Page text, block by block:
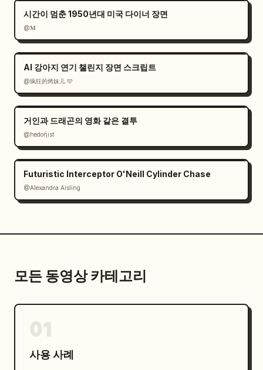
시간이 멈춘 1950년대 미국 다이너 장면
@𝐌
AI 강아지 연기 챌린지 장면 스크립트
@疯狂的烤妹儿 🩵
거인과 드래곤의 영화 같은 결투
@hedoήist
Futuristic Interceptor O'Neill Cylinder Chase
@Alexandra Aisling
모든 동영상 카테고리
사용 사례